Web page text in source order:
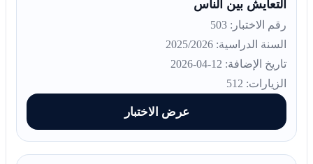
التعايش بين الناس
رقم الاختبار: 503
السنة الدراسية: 2025/2026
تاريخ الإضافة: 12-04-2026
الزيارات: 512
عرض الاختبار